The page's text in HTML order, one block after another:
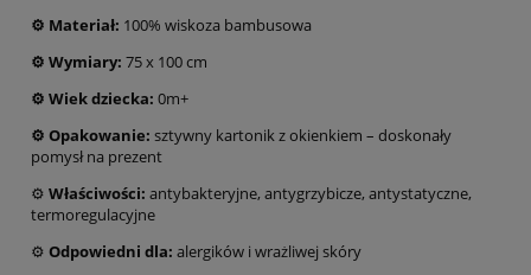
⚙️ Materiał: 100% wiskoza bambusowa
⚙️ Wymiary: 75 x 100 cm
⚙️ Wiek dziecka: 0m+
⚙️ Opakowanie: sztywny kartonik z okienkiem – doskonały
pomysł na prezent
⚙️ Właściwości: antybakteryjne, antygrzybicze, antystatyczne,
termoregulacyjne
⚙️ Odpowiedni dla: alergików i wrażliwej skóry